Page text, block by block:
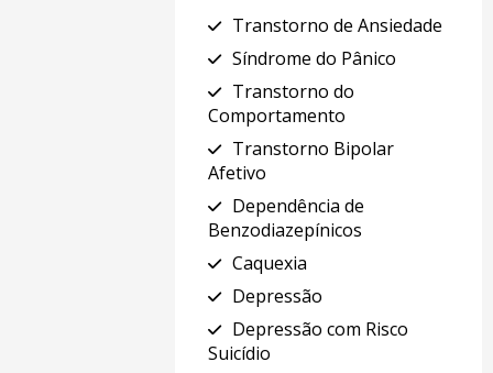
Transtorno de Ansiedade
Síndrome do Pânico
Transtorno do
Comportamento
Transtorno Bipolar
Afetivo
Dependência de
Benzodiazepínicos
Caquexia
Depressão
Depressão com Risco
Suicídio